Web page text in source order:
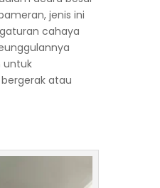
jenis ini
cahaya
untuk
atau